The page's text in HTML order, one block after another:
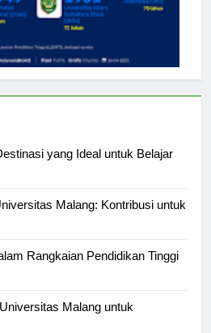
yang Ideal untuk Belajar
Malang: Kontribusi untuk
Rangkaian Pendidikan Tinggi
Malang untuk